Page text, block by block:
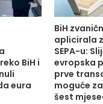
BiH i
eura
BiH
aplicirala
SEPA-u:
evropska
prve
moguće
šest